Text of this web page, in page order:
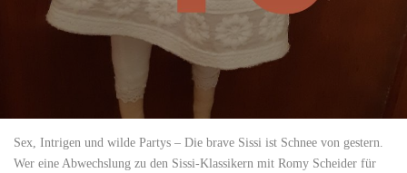
Sex, Intrigen und wilde Partys – Die brave Sissi ist Schnee von gestern.
Wer eine Abwechslung zu den Sissi-Klassikern mit Romy Scheider für